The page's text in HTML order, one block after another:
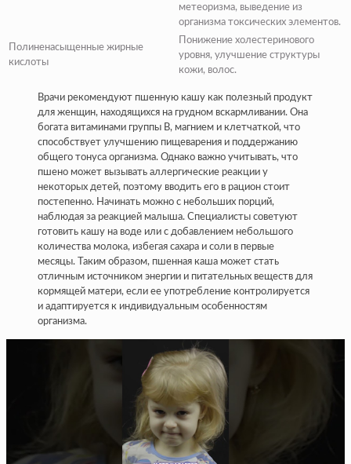
метеоризма, выведение из
организма токсических элементов.
Полиненасыщенные жирные
кислоты
Понижение холестеринового
уровня, улучшение структуры
кожи, волос.
Врачи рекомендуют пшенную кашу как полезный продукт
для женщин, находящихся на грудном вскармливании. Она
богата витаминами группы B, магнием и клетчаткой, что
способствует улучшению пищеварения и поддержанию
общего тонуса организма. Однако важно учитывать, что
пшено может вызывать аллергические реакции у
некоторых детей, поэтому вводить его в рацион стоит
постепенно. Начинать можно с небольших порций,
наблюдая за реакцией малыша. Специалисты советуют
готовить кашу на воде или с добавлением небольшого
количества молока, избегая сахара и соли в первые
месяцы. Таким образом, пшенная каша может стать
отличным источником энергии и питательных веществ для
кормящей матери, если ее употребление контролируется
и адаптируется к индивидуальным особенностям
организма.